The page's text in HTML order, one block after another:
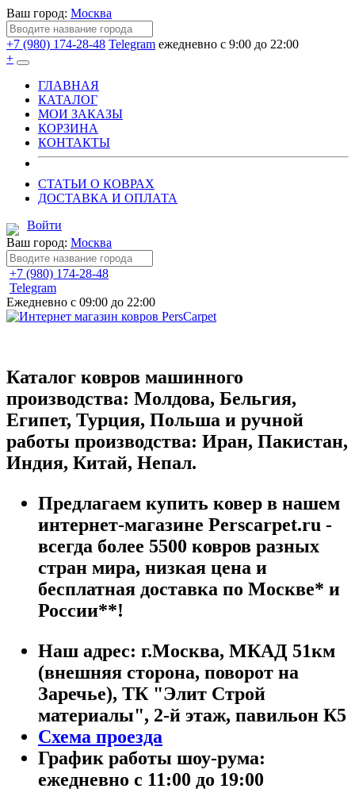
Ваш город: Москва
+7 (980) 174-28-48 Telegram ежедневно с 9:00 до 22:00
+
ГЛАВНАЯ
КАТАЛОГ
МОИ ЗАКАЗЫ
КОРЗИНА
КОНТАКТЫ
СТАТЬИ О КОВРАХ
ДОСТАВКА И ОПЛАТА
Войти
Ваш город: Москва
+7 (980) 174-28-48
Telegram
Ежедневно с 09:00 до 22:00
Каталог ковров машинного
производства: Молдова, Бельгия,
Египет, Турция, Польша и ручной
работы производства: Иран, Пакистан,
Индия, Китай, Непал.
Предлагаем купить ковер в нашем
интернет-магазине Perscarpet.ru -
всегда более 5500 ковров разных
стран мира, низкая цена и
бесплатная доставка по Москве* и
России**!
Наш адрес: г.Москва, МКАД 51км
(внешняя сторона, поворот на
Заречье), ТК "Элит Строй
материалы", 2-й этаж, павильон К5
Схема проезда
График работы шоу-рума:
ежедневно с 11:00 до 19:00